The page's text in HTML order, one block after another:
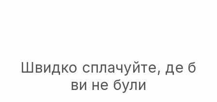
Швидко сплачуйте, де б
ви не були